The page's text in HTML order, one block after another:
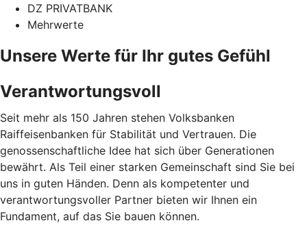
DZ PRIVATBANK
Mehrwerte
Unsere Werte für Ihr gutes Gefühl
Verantwortungsvoll
Seit mehr als 150 Jahren stehen Volksbanken
Raiffeisenbanken für Stabilität und Vertrauen. Die
genossenschaftliche Idee hat sich über Generationen
bewährt. Als Teil einer starken Gemeinschaft sind Sie bei
uns in guten Händen. Denn als kompetenter und
verantwortungsvoller Partner bieten wir Ihnen ein
Fundament, auf das Sie bauen können.